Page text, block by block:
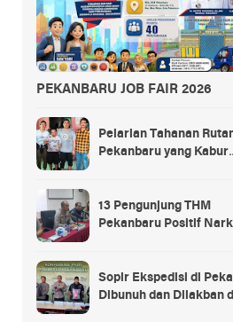
PEKANBARU JOB FAIR 2026
Pelarian Tahanan
Pekanbaru yang Kabur
13 Pengunjung THM
Pekanbaru Positif
Sopir Ekspedisi di
Dibunuh dan Dilakban